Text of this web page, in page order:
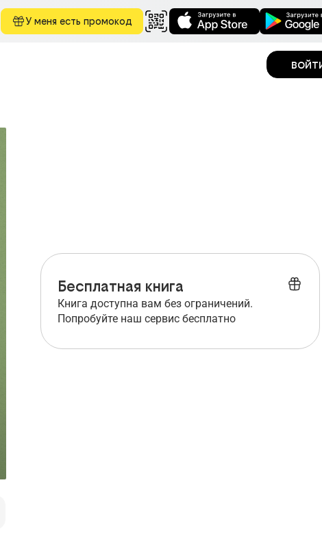
У меня есть промокод
Бесплатная книга
Книга доступна вам без ограничений.
Попробуйте наш сервис бесплатно